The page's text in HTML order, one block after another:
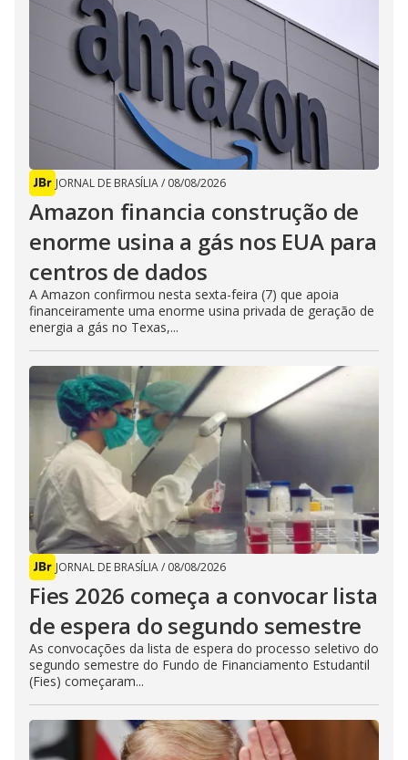
JORNAL DE BRASÍLIA/ 08/08/2026
Amazon financia construção de
enorme usina a gás nos EUA para
centros de dados
A Amazon confirmou nesta sexta-feira (7) que apoia
financeiramente uma enorme usina privada de geração de
energia a gás no Texas,...
JORNAL DE BRASÍLIA/ 08/08/2026
Fies 2026 começa a convocar lista
de espera do segundo semestre
As convocações da lista de espera do processo seletivo do
segundo semestre do Fundo de Financiamento Estudantil
(Fies) começaram...